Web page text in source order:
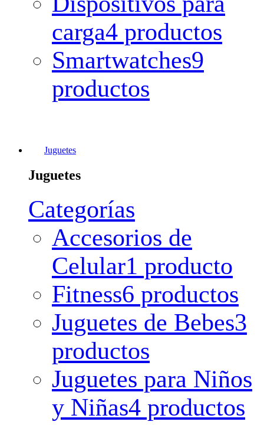
carga4 productos
Smartwatches9
productos
Juguetes
Juguetes
Categorías
Accesorios de
Celular1 producto
Fitness6 productos
Juguetes de Bebes3
productos
Juguetes para Niños
y Niñas4 productos